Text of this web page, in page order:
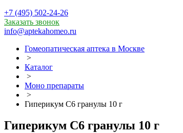
+7 (495) 502-24-26
Заказать звонок
info@aptekahomeo.ru
Гомеопатическая аптека в Москве
>
Каталог
>
Моно препараты
>
Гиперикум С6 гранулы 10 г
Гиперикум С6 гранулы 10 г